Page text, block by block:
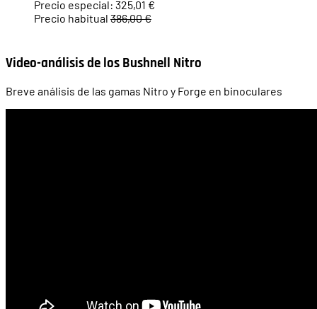
Precio especial: 325,01 €
Precio habitual 386,00 €
Video-análisis de los Bushnell Nitro
Breve análisis de las gamas Nitro y Forge en binoculares